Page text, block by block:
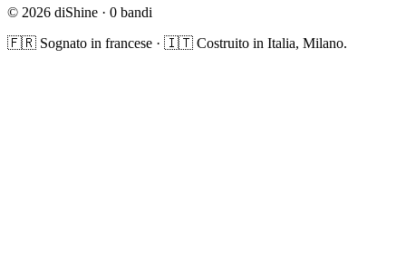
© 2026 diShine · 0 bandi
🇫🇷 Sognato in francese · 🇮🇹 Costruito in Italia, Milano.